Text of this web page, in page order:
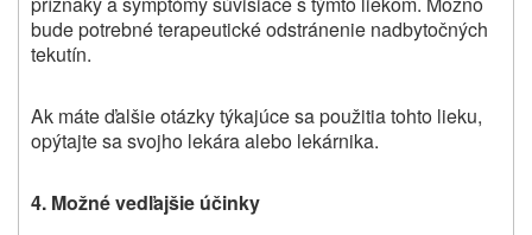
bude potrebné terapeutické odstránenie nadbytočných
tekutín.
Ak máte ďalšie otázky týkajúce sa použitia tohto lieku,
opýtajte sa svojho lekára alebo lekárnika.
4. Možné vedľajšie účinky